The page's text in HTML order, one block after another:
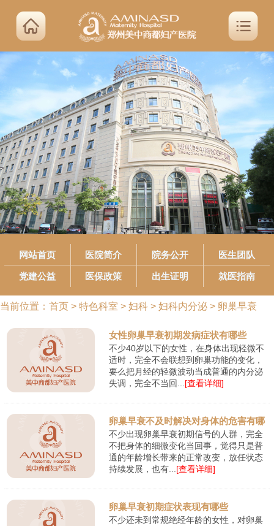
网站首页 医院简介 院务公开 医生团队
党建公益 医保政策 出生证明 就医指南
当前位置： 首页 > 特色科室 > 妇科 > 妇科内分泌 > 卵巢早衰
女性卵巢早衰初期发病症状有哪些
不少40岁以下的女性，在身体出现轻微不
适时，完全不会联想到卵巢功能的变化，
要么把月经的轻微波动当成普通的内分泌
失调，完全不当回...[查看详细]
卵巢早衰不及时解决对身体的危害有哪
些
不少出现卵巢早衰初期信号的人群，完全
不把身体的细微变化当回事，觉得只是普
通的年龄增长带来的正常改变，放任状态
持续发展，也有...[查看详细]
卵巢早衰初期症状表现有哪些
不少还未到常规绝经年龄的女性，对卵巢